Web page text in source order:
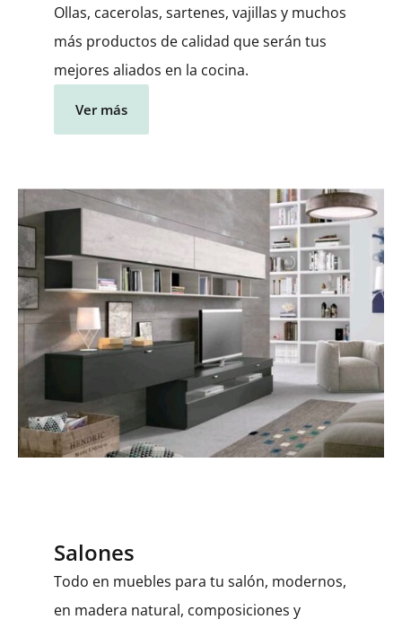
Ollas, cacerolas, sartenes, vajillas y muchos
más productos de calidad que serán tus
mejores aliados en la cocina.
Ver más
Salones
Todo en muebles para tu salón, modernos,
en madera natural, composiciones y